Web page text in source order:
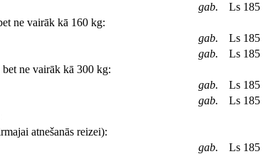
gab. Ls 185
ne vairāk kā 160 kg:
gab. Ls 185
gab. Ls 185
ne vairāk kā 300 kg:
gab. Ls 185
gab. Ls 185
atnešanās reizei):
gab. Ls 185